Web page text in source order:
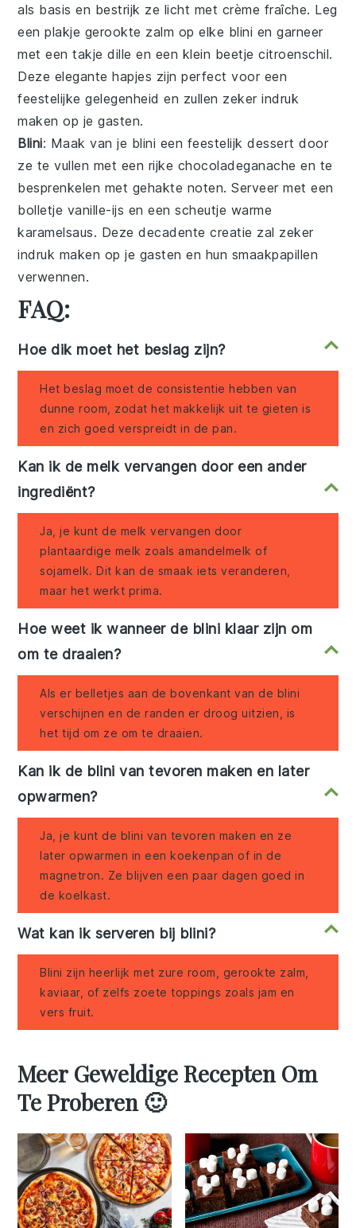
als basis en bestrijk ze licht met crème fraîche. Leg
een plakje gerookte zalm op elke blini en garneer
met een takjedille en een klein beetjecitroenschil.
Deze elegante hapjes zijn perfect voor een
feestelijke gelegenheid en zullen zeker indruk
maken op je gasten.
Blini: Maak van je blini een feestelijk dessert door
ze te vullen met een rijke chocoladeganache en te
besprenkelen met gehakte noten. Serveer met een
bolletje vanille-ijs en een scheutje warme
karamelsaus. Deze decadente creatie zal zeker
indruk maken op je gasten en hun smaakpapillen
verwennen.
FAQ:
Hoe dik moet het beslag zijn?
Het beslag moet de consistentie hebben van
dunne room, zodat het makkelijk uit te gieten is
en zich goed verspreidt in de pan.
Kan ik de melk vervangen door een ander
ingrediënt?
Ja, je kunt de melk vervangen door
plantaardige melk zoals amandelmelk of
sojamelk. Dit kan de smaak iets veranderen,
maar het werkt prima.
Hoe weet ik wanneer de blini klaar zijn om
om te draaien?
Als er belletjes aan de bovenkant van de blini
verschijnen en de randen er droog uitzien, is
het tijd om ze om te draaien.
Kan ik de blini van tevoren maken en later
opwarmen?
Ja, je kunt de blini van tevoren maken en ze
later opwarmen in een koekenpan of in de
magnetron. Ze blijven een paar dagen goed in
de koelkast.
Wat kan ik serveren bij blini?
Blini zijn heerlijk met zure room, gerookte zalm,
kaviaar, of zelfs zoete toppings zoals jam en
vers fruit.
Meer Geweldige Recepten Om
Te Proberen 🙂